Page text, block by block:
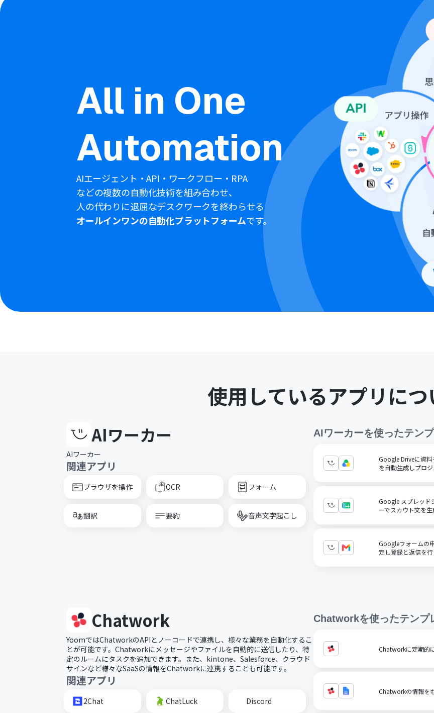
All in One
Automation
AIエージェント・API・ワークフロー・RPA
などの複数の自動化技術を組み合わせ、
人の代わりに退屈なデスクワークを終わらせる
オールインワンの自動化プラットフォームです。
使用しているアプリにつ
AIワーカー
AIワーカー
関連アプリ
ブラウザを操作 OCR フォーム
翻訳 要約 音声文字起こし
AIワーカーを使ったテン
Google Driveに資
を自動生成しプロ
Google スプレッド
ーでスカウト文を
Googleフォームの
定し登録と返信を行
Chatwork
YoomではChatworkのAPIとノーコードで連携し、様々な業務を自動化するこ
とが可能です。Chatworkにメッセージやファイルを自動的に送信したり、特
定のルームにタスクを追加できます。また、kintone、Salesforce、クラウド
サインなど様々なSaaSの情報をChatworkに連携することも可能です。
関連アプリ
2Chat ChatLuck Discord
Chatworkを使ったテンプ
Chatworkに定期的
Chatworkの情報を